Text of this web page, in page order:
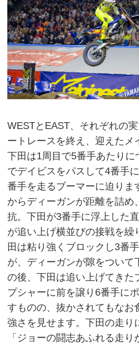
WESTとEAST、それぞれの
ートレースを終え、迎えたメ
下田は1周目で5番手あたりに
でデイビスをパスして4番手
番手を走るブーマーに迫りま
からディーガンが距離を詰め
抗。下田が3番手に浮上した
が追い上げ横並びの接戦を繰
田は粘り強くブロックし3番
が、ディーガンが隙をついて
の後、下田は追い上げてきた
プシャーに前を譲り6番手に
すものの、抜かされてもなお
強さを見せます。下田の走り
「ジョーの闘志あふれる走り